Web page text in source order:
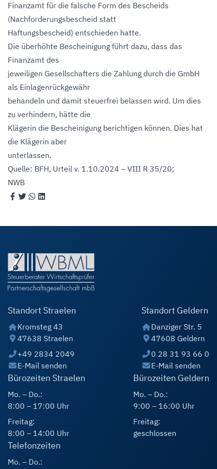
Finanzamt für die falsche Form des Bescheids
(Nachforderungsbescheid statt
Haftungsbescheid) entschieden hatte.
Die überhöhte Bescheinigung führt dazu, dass das
Finanzamt des
jeweiligen Gesellschafters die Zahlung durch die GmbH
als Einlagenrückgewähr
behandeln und damit steuerfrei belassen wird. Um dies
zu verhindern, hätte die
Klägerin die Bescheinigung berichtigen können. Dies hat
die Klägerin aber
unterlassen.
Quelle: BFH, Urteil v. 1.10.2024 – VIII R 35/20;
NWB
Standort Straelen
Kromsteg 43
47638 Straelen
+49 2834 2049
E-Mail senden
Standort Geldern
Danziger Str. 5
47608 Geldern
0 28 31 93 66 0
E-Mail senden
Bürozeiten Straelen
Mo. – Do.:
8:00 – 17:00 Uhr
Freitag:
8:00 – 14:00 Uhr
Bürozeiten Geldern
Mo. – Do.:
9:00 – 16:00 Uhr
Freitag:
geschlossen
Telefonzeiten
Mo. – Do.: